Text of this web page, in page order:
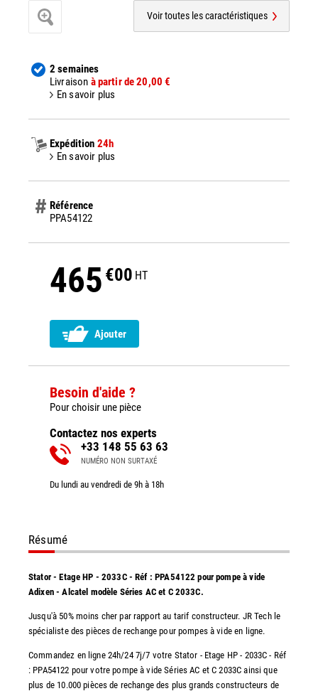
Voir toutes les caractéristiques
2 semaines
Livraison à partir de 20,00 €
En savoir plus
Expédition 24h
En savoir plus
Référence
PPA54122
465 €00 HT
Ajouter
Besoin d'aide ?
Pour choisir une pièce
Contactez nos experts
+33 148 55 63 63
NUMÉRO NON SURTAXÉ
Du lundi au vendredi de 9h à 18h
Résumé
Stator - Etage HP - 2033C - Réf : PPA54122 pour pompe à vide
Adixen - Alcatel modèle Séries AC et C 2033C.
Jusqu'à 50% moins cher par rapport au tarif constructeur. JR Tech le
spécialiste des pièces de rechange pour pompes à vide en ligne.
Commandez en ligne 24h/24 7j/7 votre Stator - Etage HP - 2033C - Réf
: PPA54122 pour votre pompe à vide Séries AC et C 2033C ainsi que
plus de 10.000 pièces de rechange des plus grands constructeurs de